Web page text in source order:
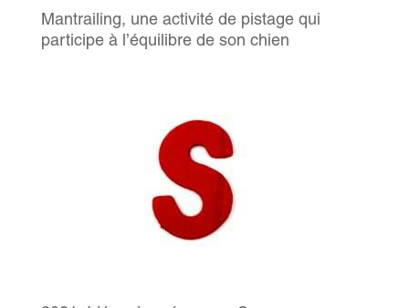
Mantrailing, une activité de pistage qui
participe à l’équilibre de son chien